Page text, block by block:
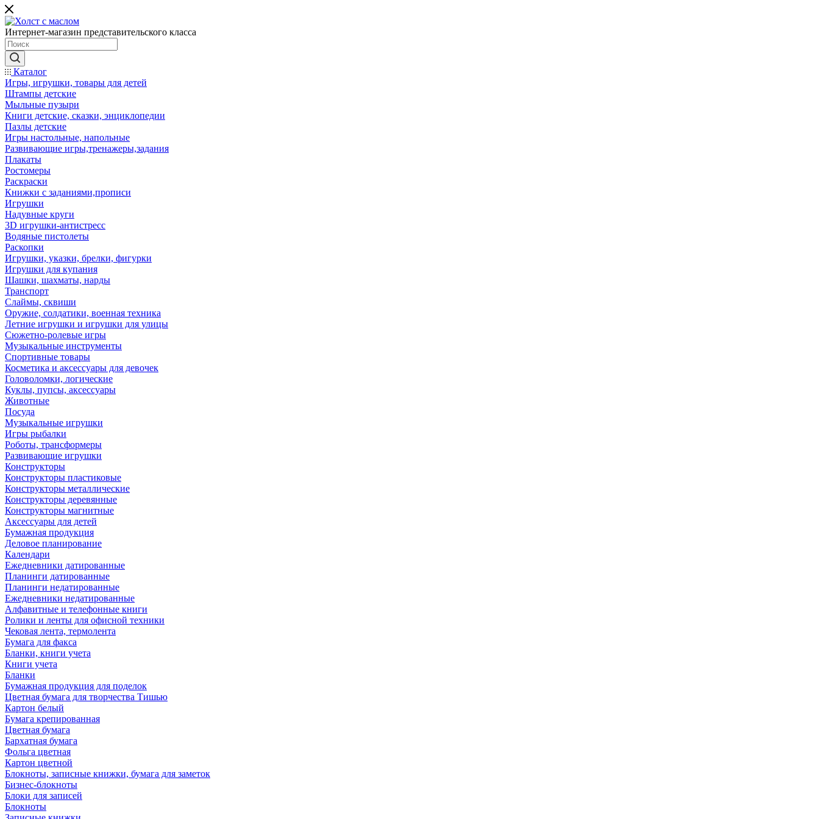
Интернет-магазин представительского класса
Каталог
Игры, игрушки, товары для детей
Штампы детские
Мыльные пузыри
Книги детские, сказки, энциклопедии
Пазлы детские
Игры настольные, напольные
Развивающие игры,тренажеры,задания
Плакаты
Ростомеры
Раскраски
Книжки с заданиями,прописи
Игрушки
Надувные круги
3D игрушки-антистресс
Водяные пистолеты
Раскопки
Игрушки, указки, брелки, фигурки
Игрушки для купания
Шашки, шахматы, нарды
Транспорт
Слаймы, сквиши
Оружие, солдатики, военная техника
Летние игрушки и игрушки для улицы
Сюжетно-ролевые игры
Музыкальные инструменты
Спортивные товары
Косметика и аксессуары для девочек
Головоломки, логические
Куклы, пупсы, аксессуары
Животные
Посуда
Музыкальные игрушки
Игры рыбалки
Роботы, трансформеры
Развивающие игрушки
Конструкторы
Конструкторы пластиковые
Конструкторы металлические
Конструкторы деревянные
Конструкторы магнитные
Аксессуары для детей
Бумажная продукция
Деловое планирование
Календари
Ежедневники датированные
Планинги датированные
Планинги недатированные
Ежедневники недатированные
Алфавитные и телефонные книги
Ролики и ленты для офисной техники
Чековая лента, термолента
Бумага для факса
Бланки, книги учета
Книги учета
Бланки
Бумажная продукция для поделок
Цветная бумага для творчества Тишью
Картон белый
Бумага крепированная
Цветная бумага
Бархатная бумага
Фольга цветная
Картон цветной
Блокноты, записные книжки, бумага для заметок
Бизнес-блокноты
Блоки для записей
Блокноты